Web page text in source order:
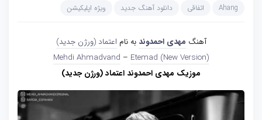
Ahang اتفاقی دانلود آهنگ جدید ویژه اپلیکیشن
آهنگ مهدی احمدوند به نام اعتماد (ورژن جدید)
Mehdi Ahmadvand – Etemad (New Version)
موزیک مهدی احمدوند اعتماد (ورژن جدید)